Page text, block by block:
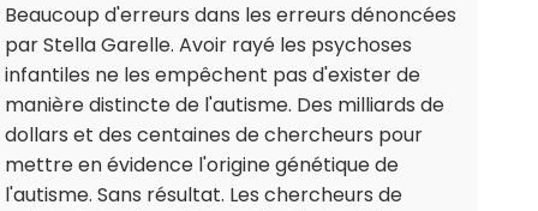
Beaucoup d'erreurs dans les erreurs dénoncées
par Stella Garelle. Avoir rayé les psychoses
infantiles ne les empêchent pas d'exister de
manière distincte de l'autisme. Des milliards de
dollars et des centaines de chercheurs pour
mettre en évidence l'origine génétique de
l'autisme. Sans résultat. Les chercheurs de